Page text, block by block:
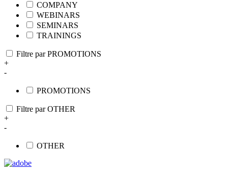
COMPANY
WEBINARS
SEMINARS
TRAININGS
Filtre par PROMOTIONS
+
-
PROMOTIONS
Filtre par OTHER
+
-
OTHER